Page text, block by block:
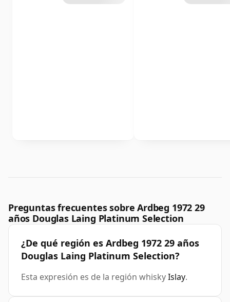
Preguntas frecuentes sobre Ardbeg 1972 29
años Douglas Laing Platinum Selection
¿De qué región es Ardbeg 1972 29 años
Douglas Laing Platinum Selection?
Esta expresión es de la región whiskyIslay.